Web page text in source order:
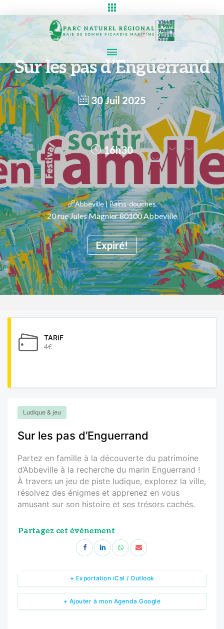
Sur les pas d’Enguerrand
30 Juil 2025
Expiré!
16h30
Abbeville | Bains-douches
20 rue Jules Magnier 80100 Abbeville
TARIF
4€
Ludique & jeu
Sur les pas d’Enguerrand
Partez en famille à la découverte du patrimoine
d’Abbeville à la recherche du marin Enguerrand !
À travers un jeu de piste ludique, explorez la ville,
résolvez des énigmes et apprenez en vous
amusant sur son histoire et ses trésors cachés.
Partagez cet événement
+ Ajouter à mon Agenda Google
+ Exportation iCal / Outlook